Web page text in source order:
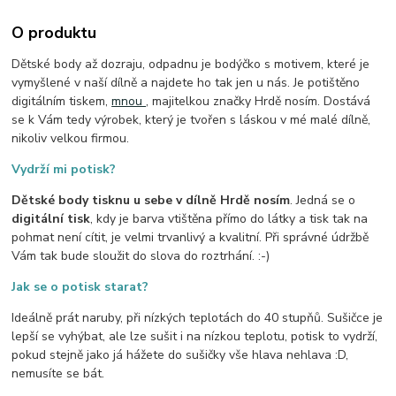
O produktu
Dětské body až dozraju, odpadnu je bodýčko s motivem, které je
vymyšlené v naší dílně a najdete ho tak jen u nás. Je potištěno
digitálním tiskem,mnou, majitelkou značky Hrdě nosím. Dostává
se k Vám tedy výrobek, který je tvořen s láskou v mé malé dílně,
nikoliv velkou firmou.
Vydrží mi potisk?
Dětské body tisknu u sebe v dílně Hrdě nosím. Jedná se o
digitální tisk, kdy je barva vtištěna přímo do látky a tisk tak na
pohmat není cítit, je velmi trvanlivý a kvalitní. Při správné údržbě
Vám tak bude sloužit do slova do roztrhání. :-)
Jak se o potisk starat?
Ideálně prát naruby, při nízkých teplotách do 40 stupňů. Sušičce je
lepší se vyhýbat, ale lze sušit i na nízkou teplotu, potisk to vydrží,
pokud stejně jako já hážete do sušičky vše hlava nehlava :D,
nemusíte se bát.